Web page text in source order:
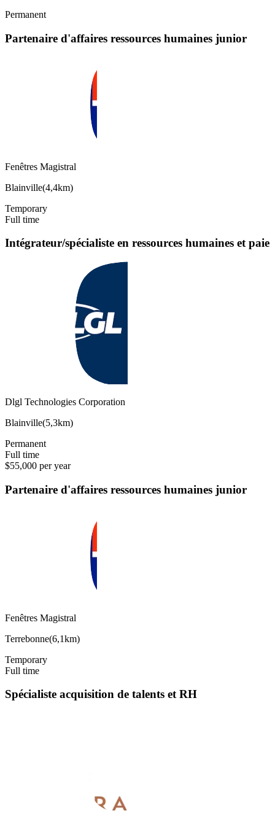
Permanent
Partenaire d'affaires ressources humaines junior
Fenêtres Magistral
Blainville(4,4km)
Temporary
Full time
Intégrateur/spécialiste en ressources humaines et paie
Dlgl Technologies Corporation
Blainville(5,3km)
Permanent
Full time
$55,000 per year
Partenaire d'affaires ressources humaines junior
Fenêtres Magistral
Terrebonne(6,1km)
Temporary
Full time
Spécialiste acquisition de talents et RH